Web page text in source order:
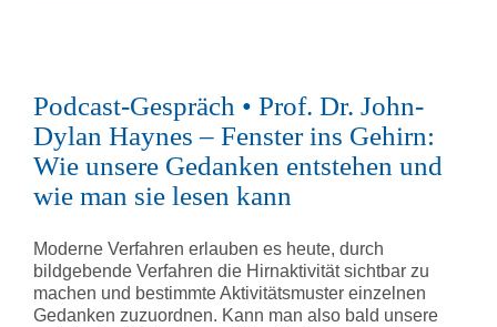
Podcast-Gespräch • Prof. Dr. John-
Dylan Haynes – Fenster ins Gehirn:
Wie unsere Gedanken entstehen und
wie man sie lesen kann
Moderne Verfahren erlauben es heute, durch
bildgebende Verfahren die Hirnaktivität sichtbar zu
machen und bestimmte Aktivitätsmuster einzelnen
Gedanken zuzuordnen. Kann man also bald unsere